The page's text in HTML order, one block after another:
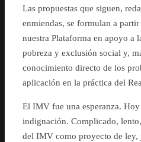
Las propuestas que siguen,
enmiendas, se formulan a
nuestra Plataforma en apoyo a
pobreza y exclusión social y,
conocimiento directo de los
aplicación en la práctica del
El IMV fue una esperanza. Hoy
indignación. Complicado,
del IMV como proyecto de ley,